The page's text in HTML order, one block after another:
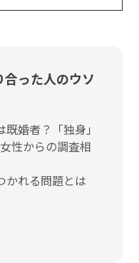
った人のウソ
婚者？「独身」
性からの調査相
かれる問題とは